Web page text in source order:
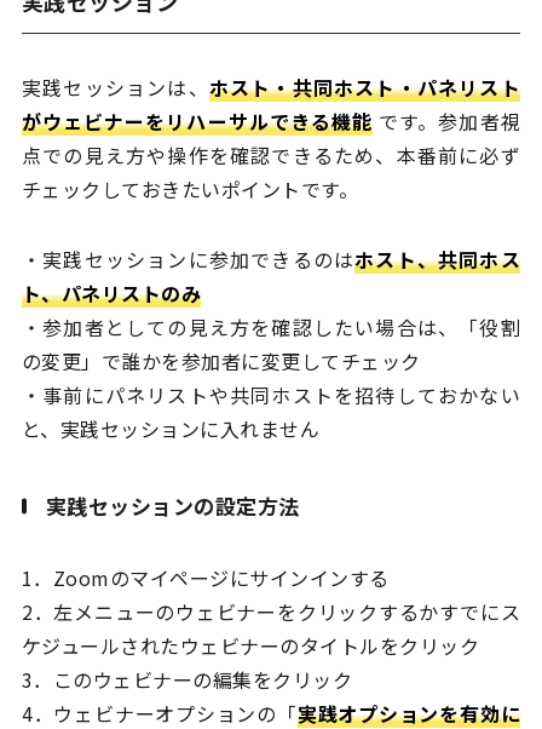
実践セッションは、 ホスト・共同ホスト・パネリスト
がウェビナーをリハーサルできる機能 です。参加者視
点での見え方や操作を確認できるため、本番前に必ず
チェックしておきたいポイントです。
・実践セッションに参加できるのはホスト、共同ホス
ト、パネリストのみ
・参加者としての見え方を確認したい場合は、「役割
の変更」で誰かを参加者に変更してチェック
・事前にパネリストや共同ホストを招待しておかない
と、実践セッションに入れません
実践セッションの設定方法
1．Zoomのマイページにサインインする
2．左メニューのウェビナーをクリックするかすでにス
ケジュールされたウェビナーのタイトルをクリック
3．このウェビナーの編集をクリック
4．ウェビナーオプションの「実践オプションを有効に